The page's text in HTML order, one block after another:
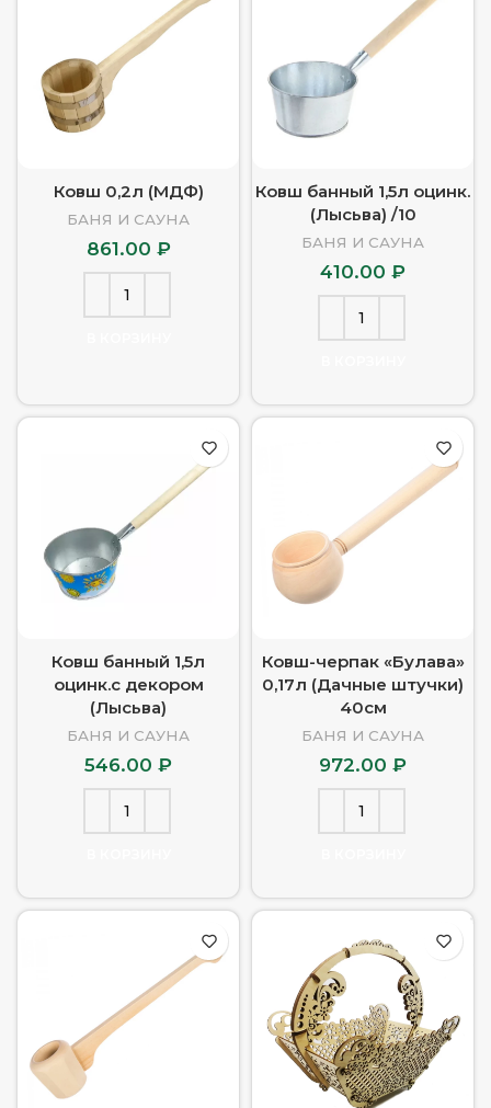
Ковш 0,2л (МДФ)
БАНЯ И САУНА
861.00 ₽
Ковш банный 1,5л оцинк.
(Лысьва) /10
БАНЯ И САУНА
410.00 ₽
Ковш банный 1,5л
оцинк.с декором
(Лысьва)
БАНЯ И САУНА
546.00 ₽
Ковш-черпак «Булава»
0,17л (Дачные штучки)
40см
БАНЯ И САУНА
972.00 ₽